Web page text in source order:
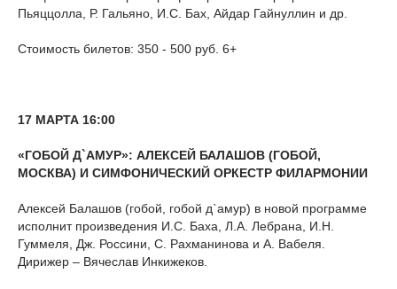
Пьяццолла, Р. Гальяно, И.С. Бах, Айдар Гайнуллин и др.
Стоимость билетов: 350 - 500 руб. 6+
17 МАРТА 16:00
«ГОБОЙ Д`АМУР»: АЛЕКСЕЙ БАЛАШОВ (ГОБОЙ,
МОСКВА) И СИМФОНИЧЕСКИЙ ОРКЕСТР ФИЛАРМОНИИ
Алексей Балашов (гобой, гобой д`амур) в новой программе
исполнит произведения И.С. Баха, Л.А. Лебрана, И.Н.
Гуммеля, Дж. Россини, С. Рахманинова и А. Вабеля.
Дирижер – Вячеслав Инкижеков.